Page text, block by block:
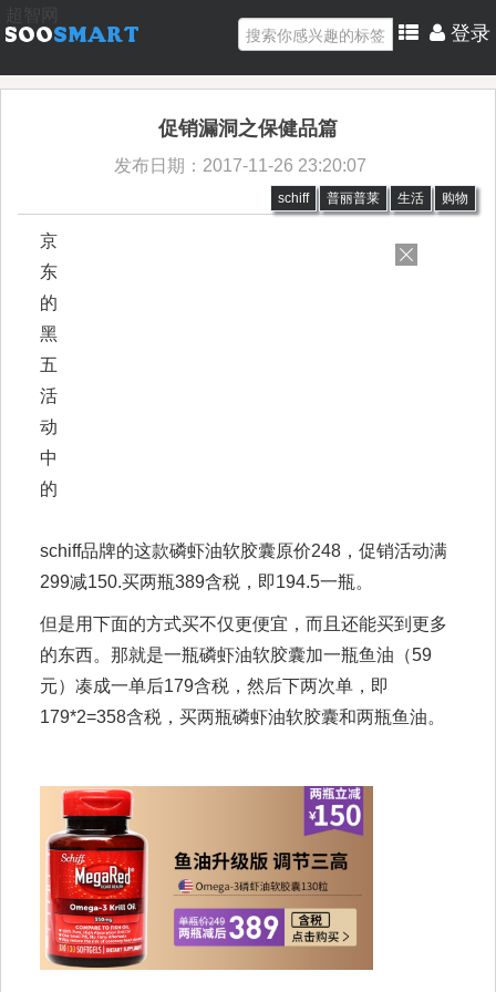
登录
促销漏洞之保健品篇
发布日期：2017-11-26 23:20:07
schiff 普丽普莱 生活 购物
京
东
的
黑
五
活
动
中
的
schiff品牌的这款磷虾油软胶囊原价248，促销活动满
299减150.买两瓶389含税，即194.5一瓶。
但是用下面的方式买不仅更便宜，而且还能买到更多
的东西。那就是一瓶磷虾油软胶囊加一瓶鱼油（59
元）凑成一单后179含税，然后下两次单，即
179*2=358含税，买两瓶磷虾油软胶囊和两瓶鱼油。